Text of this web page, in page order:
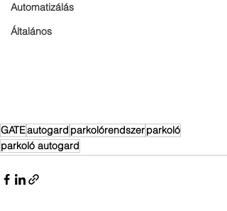
Automatizálás
Általános
GATEautogard parkolórendszerparkoló
parkoló autogard